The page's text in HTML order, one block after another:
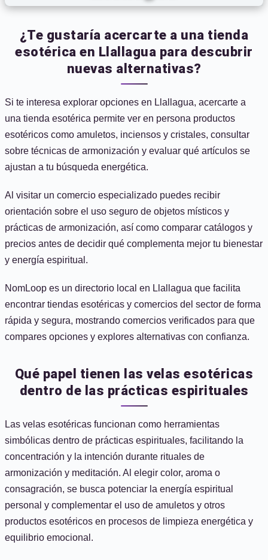
¿Te gustaría acercarte a una tienda
esotérica en Llallagua para descubrir
nuevas alternativas?
Si te interesa explorar opciones en Llallagua, acercarte a
una tienda esotérica permite ver en persona productos
esotéricos como amuletos, inciensos y cristales, consultar
sobre técnicas de armonización y evaluar qué artículos se
ajustan a tu búsqueda energética.
Al visitar un comercio especializado puedes recibir
orientación sobre el uso seguro de objetos místicos y
prácticas de armonización, así como comparar catálogos y
precios antes de decidir qué complementa mejor tu bienestar
y energía espiritual.
NomLoop es un directorio local en Llallagua que facilita
encontrar tiendas esotéricas y comercios del sector de forma
rápida y segura, mostrando comercios verificados para que
compares opciones y explores alternativas con confianza.
Qué papel tienen las velas esotéricas
dentro de las prácticas espirituales
Las velas esotéricas funcionan como herramientas
simbólicas dentro de prácticas espirituales, facilitando la
concentración y la intención durante rituales de
armonización y meditación. Al elegir color, aroma o
consagración, se busca potenciar la energía espiritual
personal y complementar el uso de amuletos y otros
productos esotéricos en procesos de limpieza energética y
equilibrio emocional.